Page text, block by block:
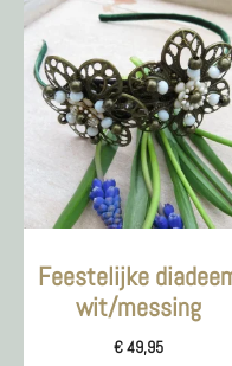
Feestelijke
wit/messing
€49,95